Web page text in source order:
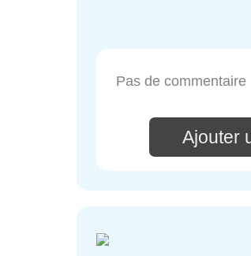
Pas de commentaire
Ajouter